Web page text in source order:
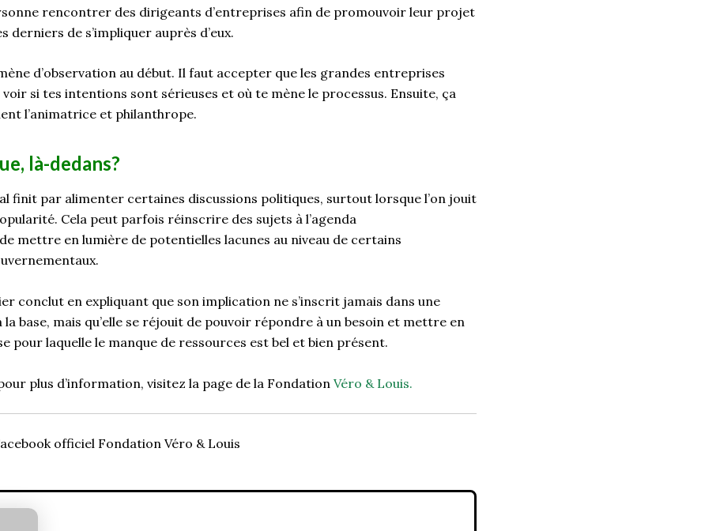
rencontrer des dirigeants d’entreprises afin de promouvoir leur projet
derniers de s’impliquer auprès d’eux.
d’observation au début. Il faut accepter que les grandes entreprises
voir si tes intentions sont sérieuses et où te mène le processus. Ensuite, ça
l’animatrice et philanthrope.
là-dedans?
finit par alimenter certaines discussions politiques, surtout lorsque l’on jouit
Cela peut parfois réinscrire des sujets à l’agenda
mettre en lumière de potentielles lacunes au niveau de certains
conclut en expliquant que son implication ne s’inscrit jamais dans une
base, mais qu’elle se réjouit de pouvoir répondre à un besoin et mettre en
pour laquelle le manque de ressources est bel et bien présent.
plus d’information, visitez la page de la Fondation Véro & Louis.
officiel Fondation Véro & Louis